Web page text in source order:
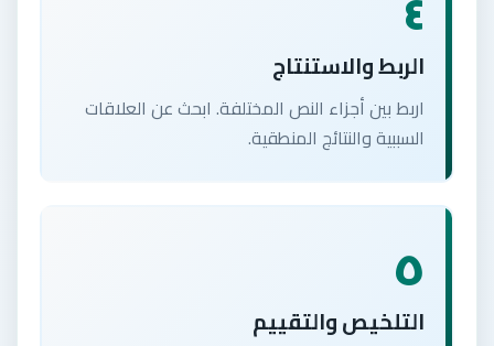
الربط والاستنتاج
اربط بين أجزاء النص المختلفة. ابحث عن العلاقات
السببية والنتائج المنطقية.
٥
التلخيص والتقييم